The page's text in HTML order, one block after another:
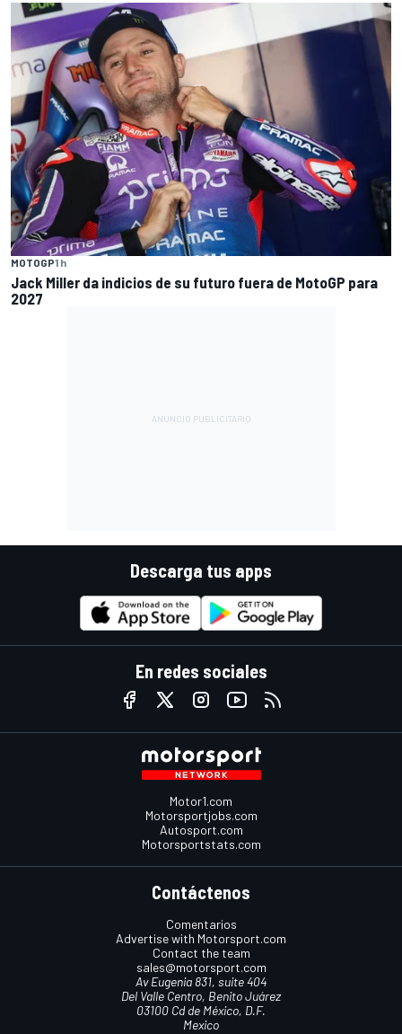
MOTOGP1 h
Jack Miller da indicios de su futuro fuera de MotoGP para
2027
Descarga tus apps
En redes sociales
Motor1.com
Motorsportjobs.com
Autosport.com
Motorsportstats.com
Contáctenos
Comentarios
Advertise with Motorsport.com
Contact the team
sales@motorsport.com
Av Eugenia 831, suite 404
Del Valle Centro, Benito Juárez
03100 Cd de México, D.F.
Mexico